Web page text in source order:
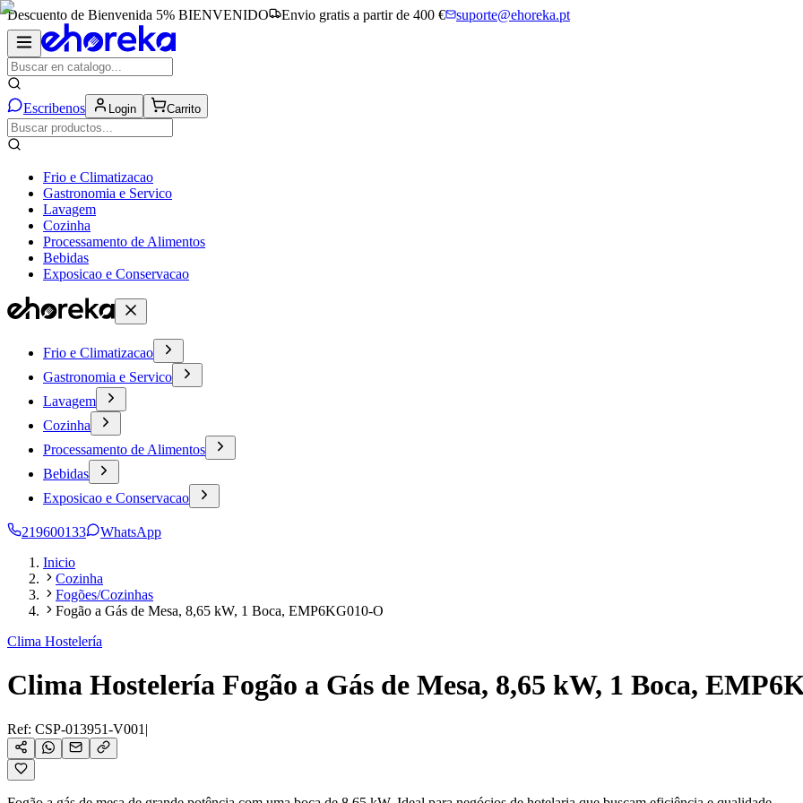
Descuento de Bienvenida 5% BIENVENIDO Envio gratis a partir de 400 € suporte@ehoreka.pt
Escribenos Login Carrito
Frio e Climatizacao
Gastronomia e Servico
Lavagem
Cozinha
Processamento de Alimentos
Bebidas
Exposicao e Conservacao
Frio e Climatizacao
Gastronomia e Servico
Lavagem
Cozinha
Processamento de Alimentos
Bebidas
Exposicao e Conservacao
219600133
WhatsApp
Inicio
Cozinha
Fogões/Cozinhas
Fogão a Gás de Mesa, 8,65 kW, 1 Boca, EMP6KG010-O
Clima Hostelería
Clima Hostelería Fogão a Gás de Mesa, 8,65 kW, 1 Boca,
Ref: CSP-013951-V001 |